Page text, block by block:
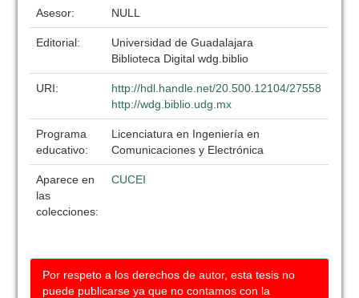
Asesor: NULL
Editorial:
Universidad de Guadalajara
Biblioteca Digital wdg.biblio
URI:
http://hdl.handle.net/20.500.12104/27558
http://wdg.biblio.udg.mx
Programa
educativo:
Licenciatura en Ingeniería en
Comunicaciones y Electrónica
Aparece en
las
colecciones:
CUCEI
Por respeto a los derechos de autor, esta tesis no
puede publicarse ya que no contamos con la